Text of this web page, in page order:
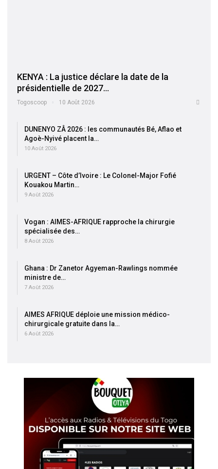
KENYA : La justice déclare la date de la
présidentielle de 2027…
Togoscoop 10 Août 2026
DUNENYO ZÂ 2026 : les communautés Bé, Aflao et
Agoè-Nyivé placent la…
10 Août 2026
URGENT – Côte d’Ivoire : Le Colonel-Major Fofié
Kouakou Martin…
9 Août 2026
Vogan : AIMES-AFRIQUE rapproche la chirurgie
spécialisée des…
8 Août 2026
Ghana : Dr Zanetor Agyeman-Rawlings nommée
ministre de…
7 Août 2026
AIMES AFRIQUE déploie une mission médico-
chirurgicale gratuite dans la…
6 Août 2026